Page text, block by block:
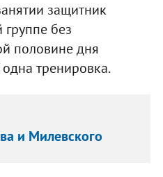
защитник
без
половине дня
тренировка.
и Милевского